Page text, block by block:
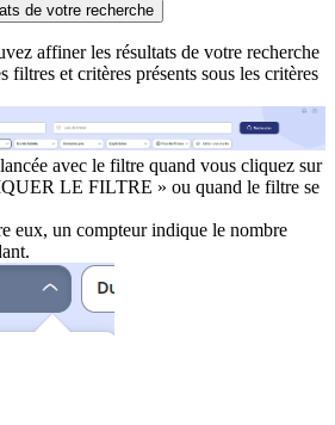
de votre recherche
affiner les résultats de votre recherche
filtres et critères présents sous les critères
avec le filtre quand vous cliquez sur
LE FILTRE » ou quand le filtre se
eux, un compteur indique le nombre